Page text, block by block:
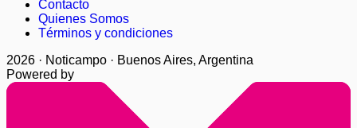
Contacto
Quienes Somos
Términos y condiciones
2026 · Noticampo · Buenos Aires, Argentina
Powered by